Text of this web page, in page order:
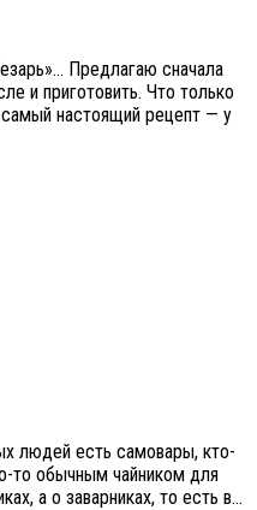
Предлагаю сначала
и приготовить. Что только
настоящий рецепт — у
людей есть самовары, кто-
то обычным чайником для
а о заварниках, то есть в...